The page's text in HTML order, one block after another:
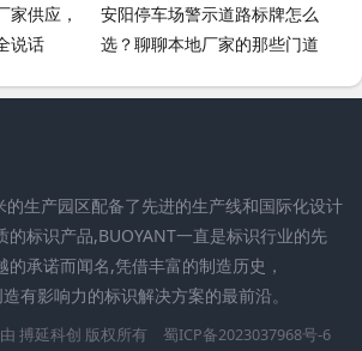
家供应，
说话
安阳停车场警示道路标牌怎么
选？聊聊本地厂家的那些门道
生产园区配备了先进的生产线和国际化设计
的标识产品,BUOYANT一直是标识行业的先
承诺而闻名,凭借丰富的制造历史，
有影响力的标识解决方案的最前沿。
搏延科创 版权所有 蜀ICP备2023037968号-6